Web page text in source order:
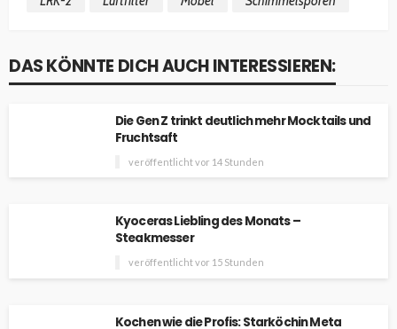
DAS KÖNNTE DICH AUCH INTERESSIEREN:
Die Gen Z trinkt deutlich mehr Mocktails und
Fruchtsaft
veröffentlicht vor 14 Stunden
Kyoceras Liebling des Monats –
Steakmesser
veröffentlicht vor 15 Stunden
Kochen wie die Profis: Starköchin Meta